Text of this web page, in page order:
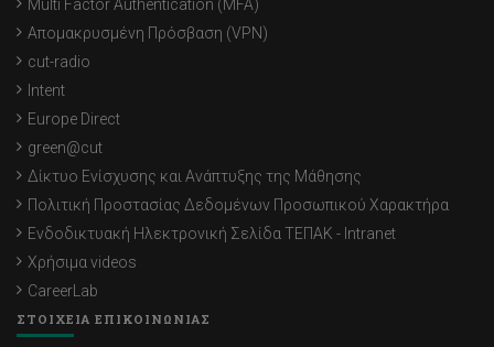
Multi Factor Authentication (MFA)
Απομακρυσμένη Πρόσβαση (VPN)
cut-radio
Intent
Europe Direct
green@cut
Δίκτυο Ενίσχυσης και Ανάπτυξης της Μάθησης
Πολιτική Προστασίας Δεδομένων Προσωπικού Χαρακτήρα
Ενδοδικτυακή Ηλεκτρονική Σελίδα ΤΕΠΑΚ - Intranet
Χρήσιμα videos
CareerLab
ΣΤΟΙΧΕΙΑ ΕΠΙΚΟΙΝΩΝΙΑΣ